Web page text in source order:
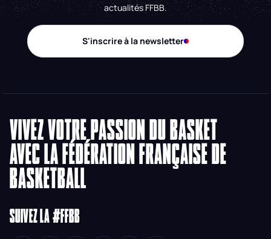
actualités FFBB.
S'inscrire à la newsletter
VIVEZ VOTRE PASSION DU BASKET
AVEC LA FÉDÉRATION FRANÇAISE DE
BASKETBALL
SUIVEZ LA #FFBB